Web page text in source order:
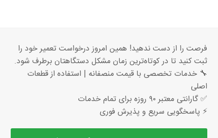
فرصت را از دست ندهید! همین امروز درخواست تعمیر خود را
ثبت کنید تا در کوتاه‌ترین زمان مشکل دستگاهتان برطرف شود.
🔧 خدمات تخصصی با قیمت منصفانه | استفاده از قطعات
اصلی
✅ گارانتی معتبر ۹۰ روزه برای تمام خدمات
⚡ پاسخگویی سریع و پذیرش فوری